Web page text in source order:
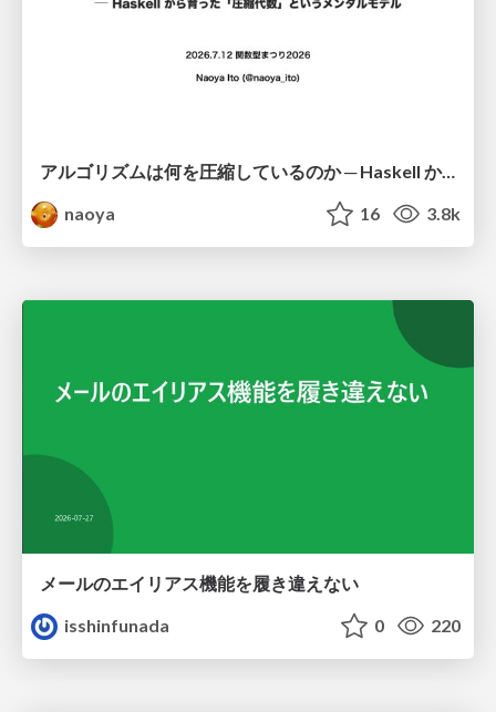
アルゴリズムは何を圧縮しているのか ─ Haskell から育った「圧縮代数」というメンタルモデル
naoya
16 3.8k
メールのエイリアス機能を履き違えない
isshinfunada
0 220